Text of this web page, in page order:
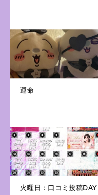
運命
火曜日：口コミ投稿DAY